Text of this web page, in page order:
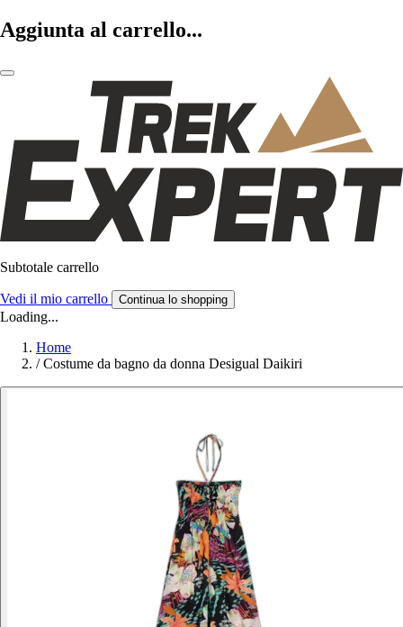
Aggiunta al carrello...
Subtotale carrello
Vedi il mio carrello Continua lo shopping
Loading...
Home
/ Costume da bagno da donna Desigual Daikiri